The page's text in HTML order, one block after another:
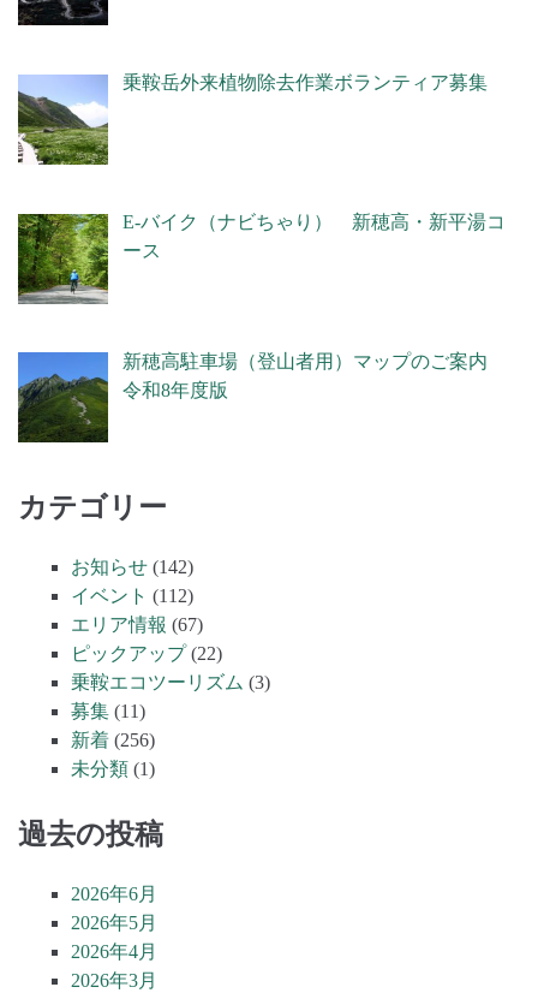
乗鞍岳外来植物除去作業ボランティア募集
E-バイク（ナビちゃり） 新穂高・新平湯コ
ース
新穂高駐車場（登山者用）マップのご案内
令和8年度版
カテゴリー
お知らせ (142)
イベント (112)
エリア情報 (67)
ピックアップ(22)
乗鞍エコツーリズム (3)
募集 (11)
新着 (256)
未分類 (1)
過去の投稿
2026年6月
2026年5月
2026年4月
2026年3月